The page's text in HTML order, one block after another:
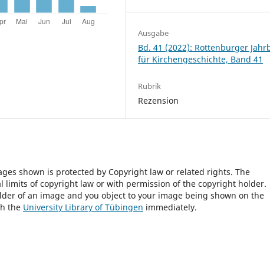
Ausgabe
Bd. 41 (2022): Rottenburger
für Kirchengeschichte, Band 41
Rubrik
Rezension
shown is protected by Copyright law or related rights. The
of copyright law or with permission of the copyright holder.
of an image and you object to your image being shown on the
the University Library of Tübingen immediately.